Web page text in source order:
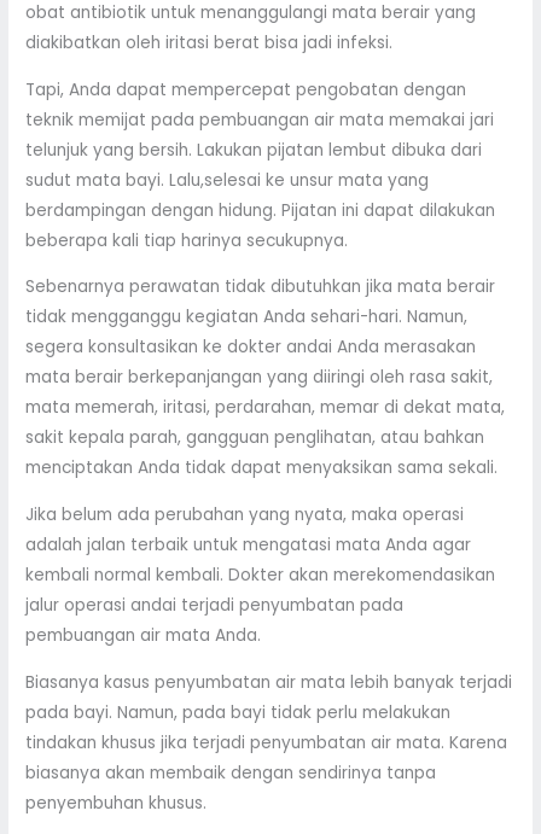
obat antibiotik untuk menanggulangi mata berair yang
diakibatkan oleh iritasi berat bisa jadi infeksi.
Tapi, Anda dapat mempercepat pengobatan dengan
teknik memijat pada pembuangan air mata memakai jari
telunjuk yang bersih. Lakukan pijatan lembut dibuka dari
sudut mata bayi. Lalu,selesai ke unsur mata yang
berdampingan dengan hidung. Pijatan ini dapat dilakukan
beberapa kali tiap harinya secukupnya.
Sebenarnya perawatan tidak dibutuhkan jika mata berair
tidak mengganggu kegiatan Anda sehari-hari. Namun,
segera konsultasikan ke dokter andai Anda merasakan
mata berair berkepanjangan yang diiringi oleh rasa sakit,
mata memerah, iritasi, perdarahan, memar di dekat mata,
sakit kepala parah, gangguan penglihatan, atau bahkan
menciptakan Anda tidak dapat menyaksikan sama sekali.
Jika belum ada perubahan yang nyata, maka operasi
adalah jalan terbaik untuk mengatasi mata Anda agar
kembali normal kembali. Dokter akan merekomendasikan
jalur operasi andai terjadi penyumbatan pada
pembuangan air mata Anda.
Biasanya kasus penyumbatan air mata lebih banyak terjadi
pada bayi. Namun, pada bayi tidak perlu melakukan
tindakan khusus jika terjadi penyumbatan air mata. Karena
biasanya akan membaik dengan sendirinya tanpa
penyembuhan khusus.